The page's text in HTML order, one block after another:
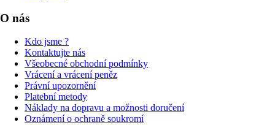
O nás
Kdo jsme ?
Kontaktujte nás
Všeobecné obchodní podmínky
Vrácení a vrácení peněz
Právní upozornění
Platební metody
Náklady na dopravu a možnosti doručení
Oznámení o ochraně soukromí